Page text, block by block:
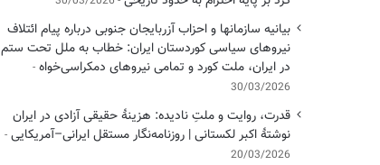
بیانیه سازمانها و احزاب آزربایجان جنوبی درباره پیام ائتلاف
نیروهای سیاسی کوردستان ایران: خطاب به ملل تحت ستم
در ایران، ملت کورد و تمامی نیروهای دمکراسی‌خواه
30/03/2026
قدرت، روایت و ملتِ نادیده: هزینهٔ حقیقی آزادی در ایران
نوشتهٔ اکبر لکستانی | روزنامه‌نگار مستقل ایرانی–آمریکایی
20/03/2026